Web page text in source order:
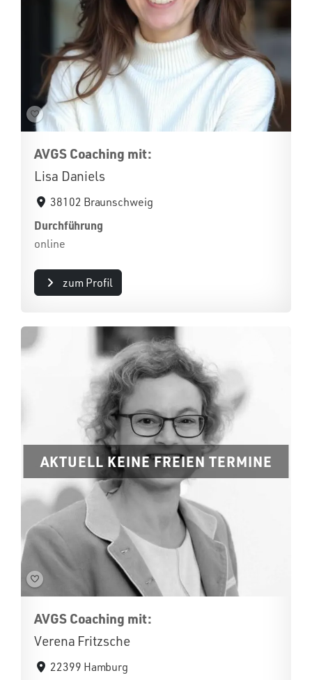
AVGS Coaching mit:
Lisa Daniels
38102 Braunschweig
Durchführung
online
zum Profil
AKTUELL KEINE FREIEN TERMINE
AVGS Coaching mit:
Verena Fritzsche
22399 Hamburg